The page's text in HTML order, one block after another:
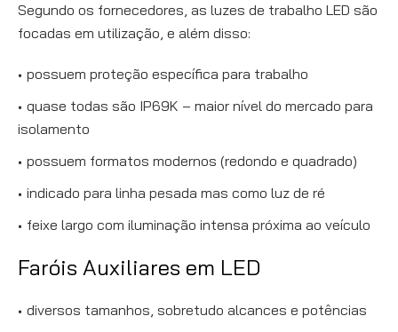
Segundo os fornecedores, as luzes de trabalho LED são
focadas em utilização, e além disso:
possuem proteção específica para trabalho
quase todas são IP69K – maior nível do mercado para
isolamento
possuem formatos modernos (redondo e quadrado)
indicado para linha pesada mas como luz de ré
feixe largo com iluminação intensa próxima ao veículo
Faróis Auxiliares em LED
diversos tamanhos, sobretudo alcances e potências